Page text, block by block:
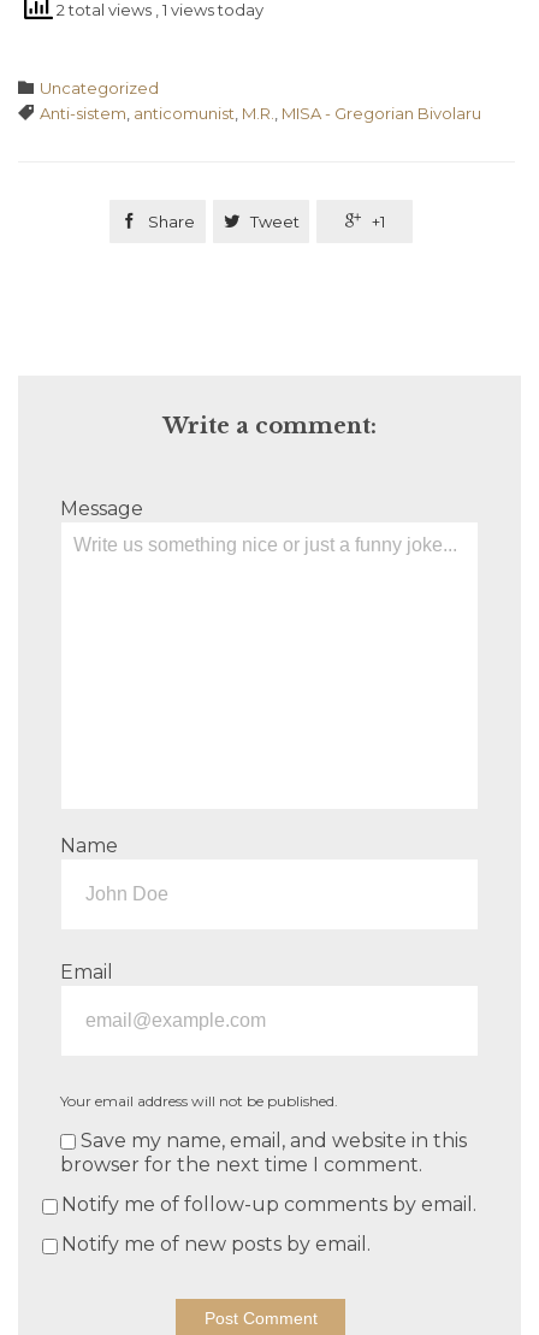
2 total views , 1 views today
 Category
Uncategorized
 Tags
Anti-sistem, anticomunist, M.R., MISA - Gregorian Bivolaru
 Share  Tweet  +1
Write a comment:
Message
Name
Email
Your email address will not be published.
Save my name, email, and website in this
browser for the next time I comment.
Notify me of follow-up comments by email.
Notify me of new posts by email.